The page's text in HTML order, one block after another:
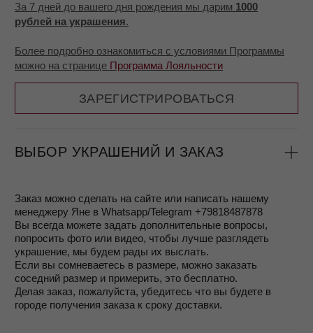
перегружены и сроки могут быть до 2-3 недель
- Доставка для заказов от 6 000 рублей бесплатная
- Доставляем по всей России, а также в Беларусь,
ОПЛАТА
Возможны несколько способов оплаты:
- вы можете воспользоваться сервисом Долями и
оплачивать в соответствии с выбранным вами планом,
ВОЗВРАТ
Согласно законодательству, ювелирные изделия из
драгоценных металлов надлежащего качества не
подлежат возврату. Однако, если вам не подошел
размер или фасон, вы можете вернуть украшение,
если не носили его и не срезали леску с биркой, в
течение 7 дней. Для возврата понадобится чек или
квитанция.